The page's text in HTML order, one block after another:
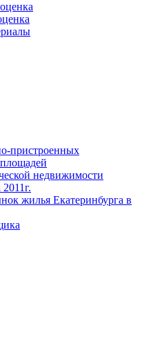
пристроенных
недвижимости
жилья Екатеринбурга в